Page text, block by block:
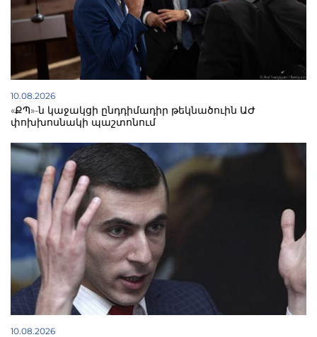
10.08.2026
«ՔՊ»-ն կաջակցի ընդդիմադիր թեկնածուին ԱԺ
փոխխոսնակի պաշտոնում
10.08.2026